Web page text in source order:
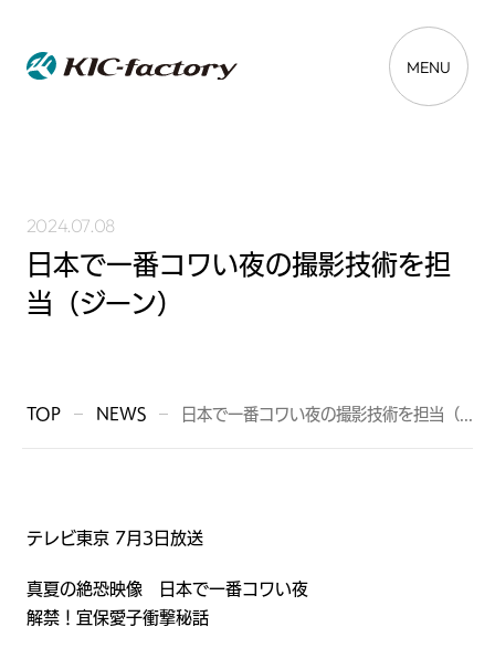
MENU
2024.07.08
日本で一番コワい夜の撮影技術を担
当（ジーン）
TOP NEWS 日本で一番コワい夜の撮影技術を担当（...
テレビ東京 7月3日放送
真夏の絶恐映像 日本で一番コワい夜
解禁！宜保愛子衝撃秘話